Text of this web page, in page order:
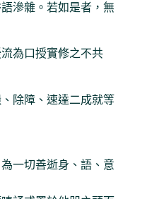
滲雜。若如是者，無
為口授實修之不共
除障、速達二成就等
一切善逝身、語、意